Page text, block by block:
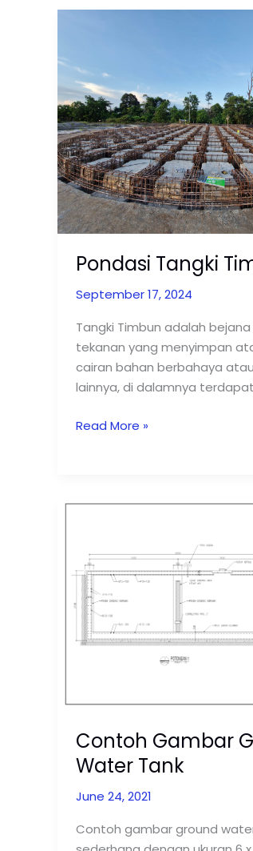
Pondasi Tangki
September 17, 2024
Tangki Timbun adalah
tekanan yang menyimpan
cairan bahan berbahaya
lainnya, di dalamnya
Read More »
Contoh Gambar
Water Tank
June 24, 2021
Contoh gambar ground
Contoh
Water
Tank